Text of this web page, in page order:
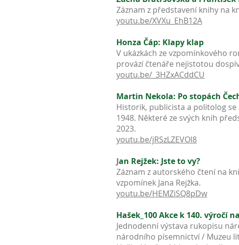
Záznam z představení knihy na
youtu.be/XVXu_EhB12A
Honza Čáp: Klapy klap
V ukázkách ze vzpomínkového
provází čtenáře nejistotou
youtu.be/_3HZxACddCU
Martin Nekola: Po stopách
Historik, publicista a politolog
1948. Některé ze svých knih
2023.
youtu.be/jRSzLZEVOl8
Jan Rejžek: Jste to vy?
Záznam z autorského čtení na
vzpomínek Jana Rejžka.
youtu.be/HEMZiSQ8pDw
Hašek_100 Akce k 140. výročí
Jednodenní výstava rukopisu
národního písemnictví / Muzeu